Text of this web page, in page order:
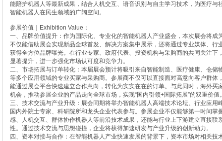
能陪护机器人等最新成果，结合人机交互、语音识别与自主学习技术，为医疗与
智能机器人在民生领域的广阔空间。
参展价值｜Exhibition Value：
一、品牌价值提升：作为国际化、专业化的智能机器人产业盛会，本次展会将成
不仅能借助展会实现新品全球首发、解决方案集中展示，还将通过专业媒体、行
获得全方位品牌曝光。在行业专家、政府代表、投资机构与采购商的共同关注下
显著提升，进一步强化市场认可度和竞争力。
二、市场拓展与订单转化：本届展会预计将吸引来自智能制造、医疗健康、仓储
等多个应用领域的专业买家与采购商。参展商不仅可以直接面对高意向客户群体
能通过展会平台快速建立合作意向，转化为实实在在的订单。与此同时，海外买
机会，推动参展企业的产品走向全球市场，实现“国内引领+国际拓展”的双重价值
三、技术交流与产业升级：展会同期将举办智能机器人高端技术论坛、行业应用
国内外院士专家、科研院所和龙头企业代表参与。参展企业不仅能够第一时间掌
感、人机交互、群体协作机器人等前沿技术成果，还能与行业上下游建立直接联
性。通过技术交流与思想碰撞，企业将获得加速研发与产业升级的创新动力。
四、资本对接与合作：在智能机器人产业快速发展的背景下，资本市场对相关技